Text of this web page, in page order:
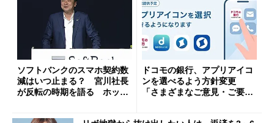
ソフトバンクのスマホ契約数
減はいつ止まる？ 宮川社長
が反転の時期を語る ホッピ
ドコモの銀行、アプリアイコ
ンを選べるよう方針変更
「さまざまなご意見・ご要望